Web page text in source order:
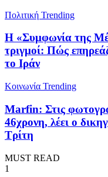
Πολιτική Trending
Η «Συμφωνία της
τριγμοί: Πώς
το Ιράν
Κοινωνία Trending
Marfin: Στις
46χρονη, λέει ο
Τρίτη
MUST READ
1